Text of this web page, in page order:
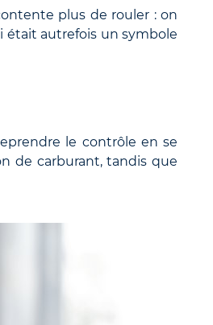
plus de rouler : on
était autrefois un symbole
le contrôle en se
de carburant, tandis que